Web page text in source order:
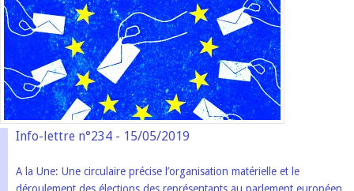
Info-lettre n°234 - 15/05/2019
A la Une: Une circulaire précise l’organisation matérielle et le